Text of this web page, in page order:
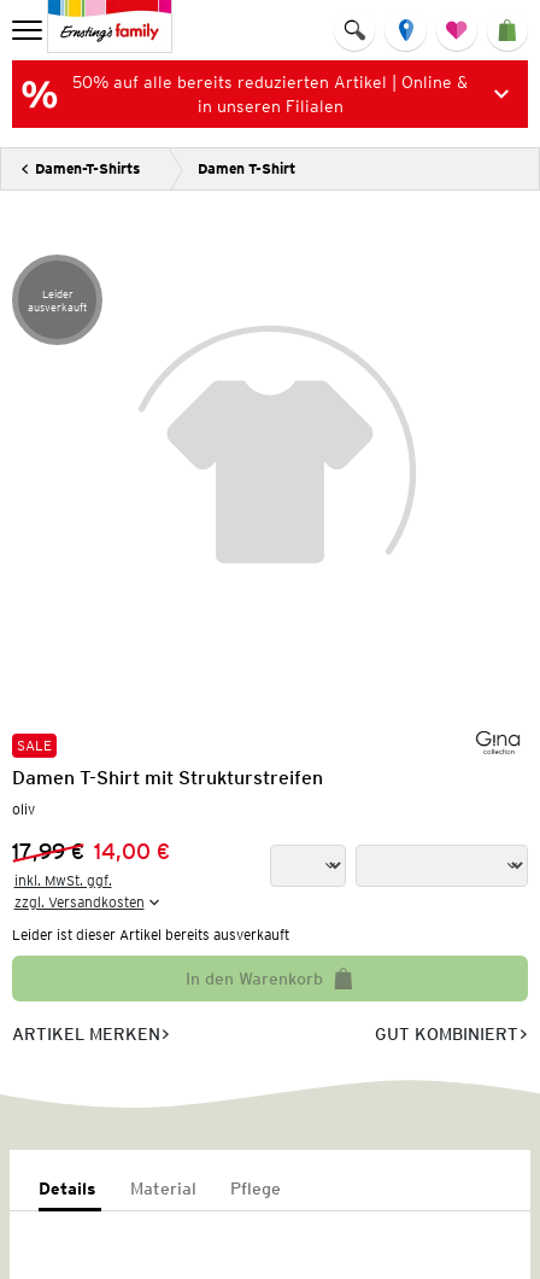
50% auf alle bereits reduzierten Artikel | Online &
in unseren Filialen
Damen-T-Shirts Damen T-Shirt
Artikel leider ausverkauft
Leider
ausverkauft
SALE
Damen T-Shirt mit Strukturstreifen
oliv
Vorheriger Preis:
17,99 €
Neuer Preis:
14,00 €
inkl. MwSt. ggf.
zzgl. Versandkosten
Leider ist dieser Artikel bereits ausverkauft
In den Warenkorb
ARTIKEL MERKEN GUT KOMBINIERT
Details Material Pflege